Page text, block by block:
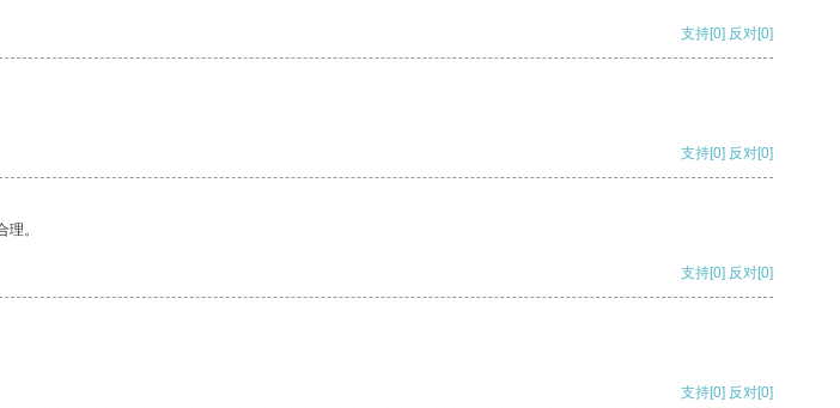
支持[0] 反对[0]
支持[0] 反对[0]
。
支持[0] 反对[0]
支持[0] 反对[0]